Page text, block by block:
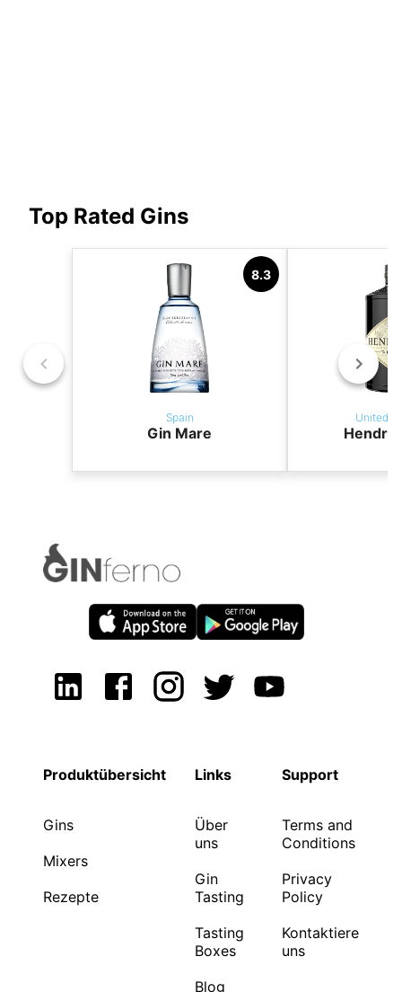
Top Rated Gins
8.3
Spain
Gin Mare
United
Produktübersicht
Gins
Mixers
Rezepte
Links
Über
uns
Gin
Tasting
Tasting
Boxes
Blog
Support
Terms and
Conditions
Privacy
Policy
Kontaktiere
uns